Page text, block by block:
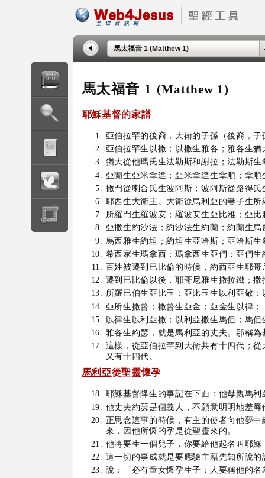
馬太福音 1 (Matthew 1)
馬太福音 1 (Matthew 1)
耶穌基督的家譜
亞伯拉罕的後裔，大衛的子孫（後裔，
亞伯拉罕生以撒；以撒生雅各；雅各生
猶大從他瑪氏生法勒斯和謝拉；法勒斯
亞蘭生亞米拿達；亞米拿達生拿順；拿順
撒門從喇合氏生波阿斯；波阿斯從路得
耶西生大衛王。大衛從烏利亞的妻子生所
所羅門生羅波安；羅波安生亞比雅；亞比
亞撒生約沙法；約沙法生約蘭；約蘭生烏
烏西雅生約坦；約坦生亞哈斯；亞哈斯生
希西家生瑪拿西；瑪拿西生亞們；亞們生
百姓被遷到巴比倫的時候，約西亞生耶
遷到巴比倫以後，耶哥尼雅生撒拉鐵；
所羅巴伯生亞比玉；亞比玉生以利亞敬
亞所生撒督；撒督生亞金；亞金生以律；
以律生以利亞撒；以利亞撒生馬但；馬但
雅各生約瑟，就是馬利亞的丈夫。那稱
這樣，從亞伯拉罕到大衛共有十四代；
又有十四代。
馬利亞從聖靈懷孕
耶穌基督降生的事記在下面：他母親馬
他丈夫約瑟是個義人，不願意明明地羞
正思念這事的時候，有主的使者向他夢
來，因他所懷的孕是從聖靈來的。
他將要生一個兒子，你要給他起名叫耶
這一切的事成就是要應驗主藉先知所說的
說：「必有童女懷孕生子；人要稱他的